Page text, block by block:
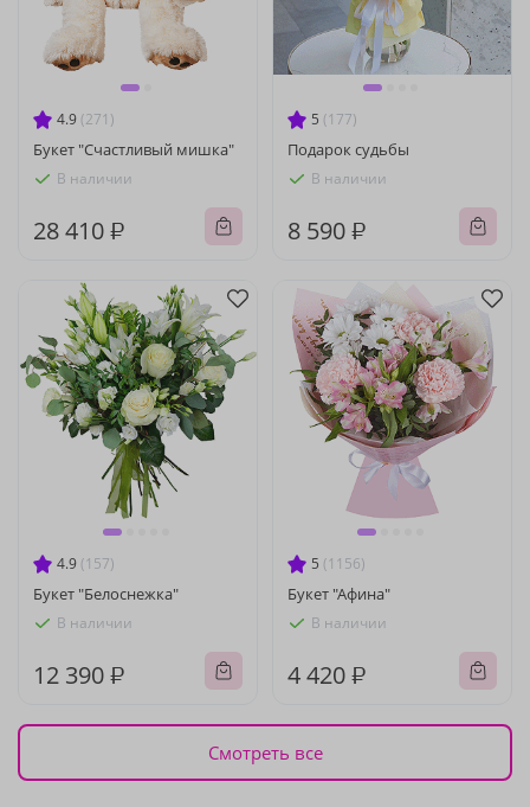
4.9 (271)
Букет "Счастливый мишка"
В наличии
28 410 ₽
5 (177)
Подарок судьбы
В наличии
8 590 ₽
4.9 (157)
Букет "Белоснежка"
В наличии
12 390 ₽
5 (1156)
Букет "Афина"
В наличии
4 420 ₽
Смотреть все